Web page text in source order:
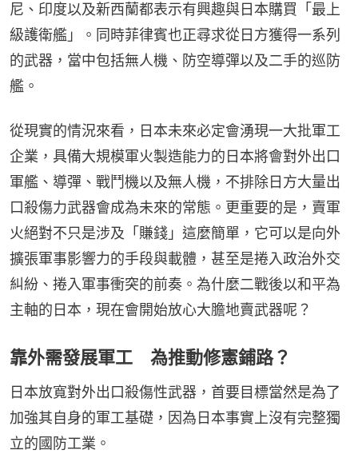
尼、印度以及新西蘭都表示有興趣與日本購買「最上
級護衛艦」。同時菲律賓也正尋求從日方獲得一系列
的武器，當中包括無人機、防空導彈以及二手的巡防
艦。
從現實的情況來看，日本未來必定會湧現一大批軍工
企業，具備大規模軍火製造能力的日本將會對外出口
軍艦、導彈、戰鬥機以及無人機，不排除日方大量出
口殺傷力武器會成為未來的常態。更重要的是，賣軍
火絕對不只是涉及「賺錢」這麼簡單，它可以是向外
擴張軍事影響力的手段與載體，甚至是捲入政治外交
糾紛、捲入軍事衝突的前奏。為什麼二戰後以和平為
主軸的日本，現在會開始放心大膽地賣武器呢？
靠外需發展軍工 為推動修憲鋪路？
日本放寬對外出口殺傷性武器，首要目標當然是為了
加強其自身的軍工基礎，因為日本事實上沒有完整獨
立的國防工業。